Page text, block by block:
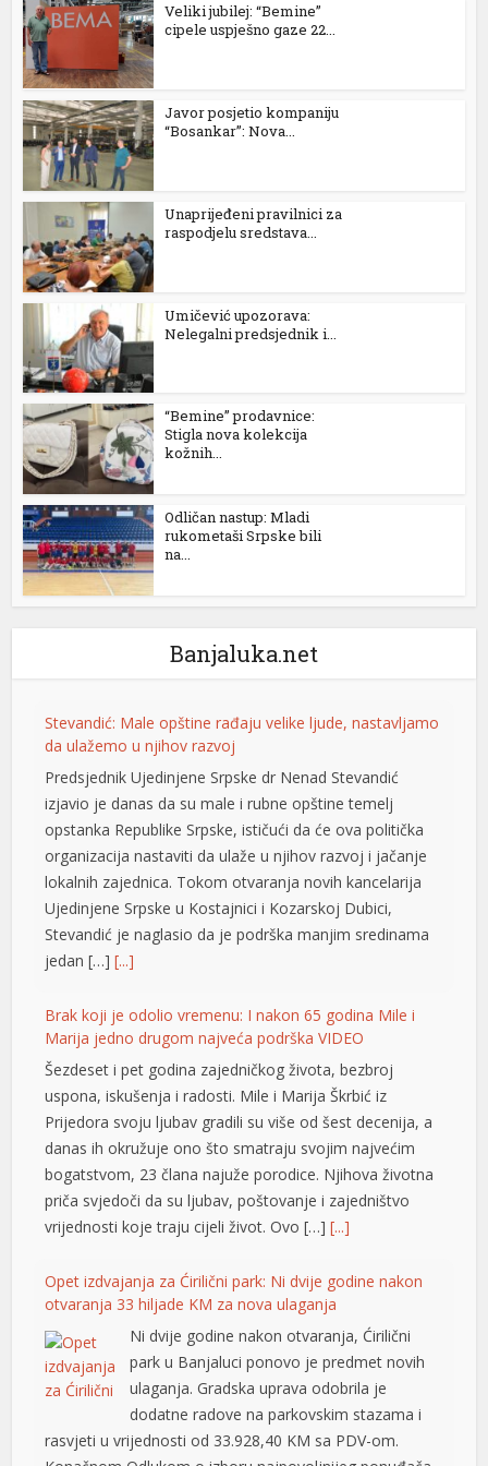
Veliki jubilej: “Bemine”
cipele uspješno gaze 22...
Javor posjetio kompaniju
“Bosankar”: Nova...
Unaprijeđeni pravilnici za
raspodjelu sredstava...
Umičević upozorava:
Nelegalni predsjednik i...
“Bemine” prodavnice:
Stigla nova kolekcija
kožnih...
Odličan nastup: Mladi
rukometaši Srpske bili
na...
Banjaluka.net
Stevandić: Male opštine rađaju velike ljude, nastavljamo
da ulažemo u njihov razvoj
Predsjednik Ujedinjene Srpske dr Nenad Stevandić
izjavio je danas da su male i rubne opštine temelj
opstanka Republike Srpske, ističući da će ova politička
organizacija nastaviti da ulaže u njihov razvoj i jačanje
lokalnih zajednica. Tokom otvaranja novih kancelarija
Ujedinjene Srpske u Kostajnici i Kozarskoj Dubici,
Stevandić je naglasio da je podrška manjim sredinama
jedan […][...]
Brak koji je odolio vremenu: I nakon 65 godina Mile i
Marija jedno drugom najveća podrška VIDEO
Šezdeset i pet godina zajedničkog života, bezbroj
uspona, iskušenja i radosti. Mile i Marija Škrbić iz
Prijedora svoju ljubav gradili su više od šest decenija, a
danas ih okružuje ono što smatraju svojim najvećim
bogatstvom, 23 člana najuže porodice. Njihova životna
priča svjedoči da su ljubav, poštovanje i zajedništvo
vrijednosti koje traju cijeli život. Ovo […][...]
Opet izdvajanja za Ćirilični park: Ni dvije godine nakon
otvaranja 33 hiljade KM za nova ulaganja
Ni dvije godine nakon otvaranja, Ćirilični
park u Banjaluci ponovo je predmet novih
ulaganja. Gradska uprava odobrila je
dodatne radove na parkovskim stazama i
rasvjeti u vrijednosti od 33.928,40 KM sa PDV-om.